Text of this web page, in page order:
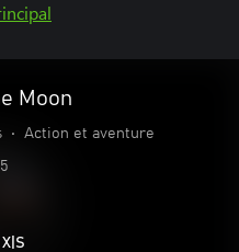
Moon
• Action et aventure